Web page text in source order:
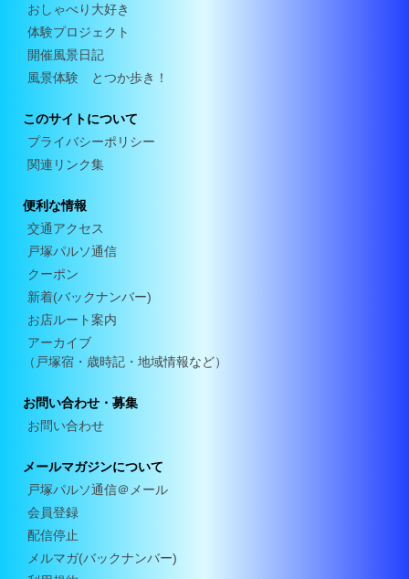
おしゃべり大好き
体験プロジェクト
開催風景日記
風景体験 とつか歩き！
このサイトについて
プライバシーポリシー
関連リンク集
便利な情報
交通アクセス
戸塚パルソ通信
クーポン
新着(バックナンバー)
お店ルート案内
アーカイブ
（戸塚宿・歳時記・地域情報など）
お問い合わせ・募集
お問い合わせ
メールマガジンについて
戸塚パルソ通信＠メール
会員登録
配信停止
メルマガ(バックナンバー)